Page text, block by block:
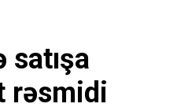
satışa
rəsmidi